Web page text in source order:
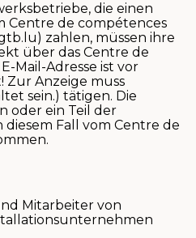
die einen
Centre de compétences
zahlen, müssen ihre
über das Centre de
E-Mail-Adresse ist vor
Zur Anzeige muss
sein.) tätigen. Die
oder ein Teil der
Fall vom Centre de
Mitarbeiter von